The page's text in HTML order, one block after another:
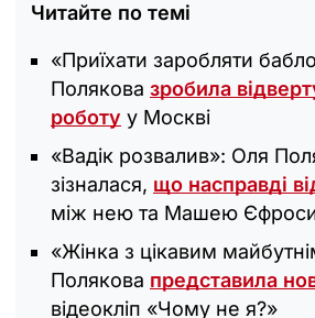
Читайте по темі
«Приїхати заробляти
Полякова зробила
роботу у Москві
«Вадік розвалив»: Оля
зізналася, що насправді
між нею та Машею
«Жінка з цікавим
Полякова представила
відеокліп «Чому не я?»